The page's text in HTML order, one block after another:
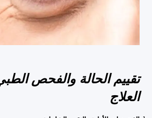
تقييم الحالة والفحص
العلاج